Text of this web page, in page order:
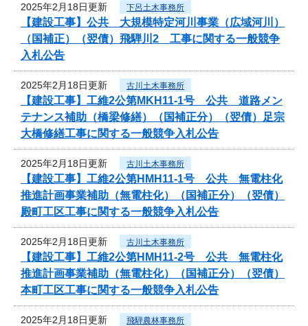
2025年2月18日更新 下呂土木事務所
【建設工事】公共 大規模特定河川事業（広域河川）
（国補正）（翌債）飛騨川2 工事に関する一般競争
入札公告
2025年2月18日更新 古川土木事務所
【建設工事】工維2公第MKH11-1号 公共 道路メン
テナンス補助（橋梁修繕）（国補正分）（翌債）足宗
大橋修繕工事に関する一般競争入札公告
2025年2月18日更新 古川土木事務所
【建設工事】工維2公第HMH11-1号 公共 無電柱化
推進計画事業補助（無電柱化）（国補正分）（翌債）
殿町工区工事に関する一般競争入札公告
2025年2月18日更新 古川土木事務所
【建設工事】工維2公第HMH11-2号 公共 無電柱化
推進計画事業補助（無電柱化）（国補正分）（翌債）
本町工区工事に関する一般競争入札公告
2025年2月18日更新 飛騨農林事務所